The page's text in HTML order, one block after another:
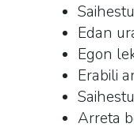
Edan
Egon
Erabili
Arreta